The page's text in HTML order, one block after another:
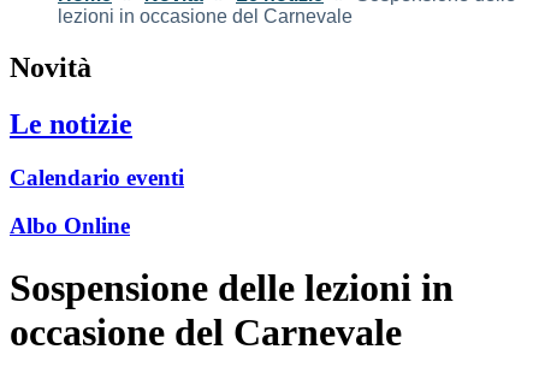
lezioni in occasione del Carnevale
Novità
Le notizie
Calendario eventi
Albo Online
Sospensione delle lezioni in
occasione del Carnevale